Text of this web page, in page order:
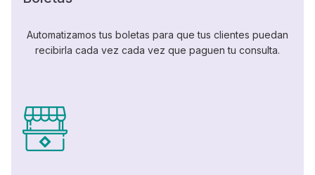
Automatizamos tus boletas para que tus clientes puedan
recibirla cada vez cada vez que paguen tu consulta.